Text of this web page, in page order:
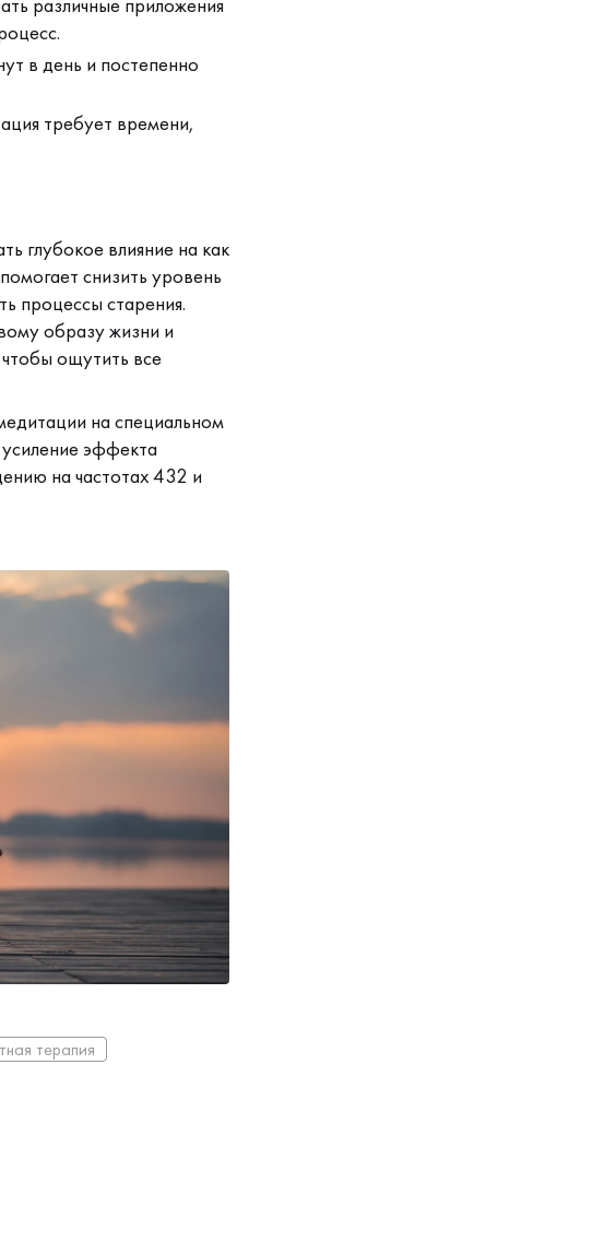
различные приложения
в день и постепенно
требует времени,
глубокое влияние на как
снизить уровень
процессы старения.
образу жизни и
ощутить все
на специальном
эффекта
на частотах 432 и
терапия